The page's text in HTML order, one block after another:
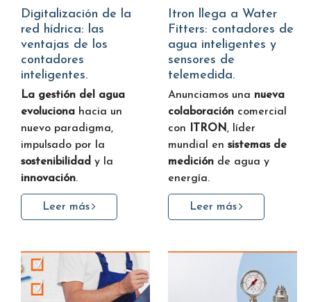
Digitalización de la
red hídrica: las
ventajas de los
contadores
inteligentes.
La gestión del agua
evoluciona hacia un
nuevo paradigma,
impulsado por la
sostenibilidad y la
innovación.
Leer más
Itron llega a Water
Fitters: contadores de
agua inteligentes y
sensores de
telemedida.
Anunciamos una nueva
colaboración comercial
con
ITRON, líder
mundial en sistemas de
medición de agua y
energía.
Leer más